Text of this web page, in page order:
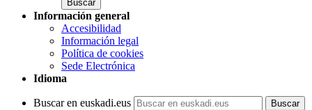
Información general
Accesibilidad
Información legal
Política de cookies
Sede Electrónica
Idioma
Buscar en euskadi.eus